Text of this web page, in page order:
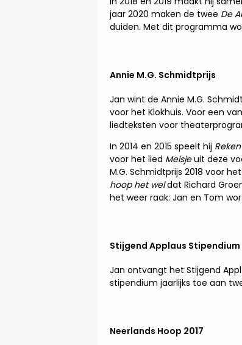
jaar 2020 maken de twee De
duiden. Met dit programma
Annie M.G. Schmidtprijs
Jan wint de Annie M.G.
voor het Klokhuis. Voor een
liedteksten voor
In 2014 en 2015 speelt hij
voor het lied Meisjeuit deze
M.G. Schmidtprijs 2018 voor
hoop het weldat Richard
het weer raak: Jan en Tom
Stijgend Applaus Stipendium
Jan ontvangt het Stijgend
stipendium jaarlijks toe aan
Neerlands Hoop 2017